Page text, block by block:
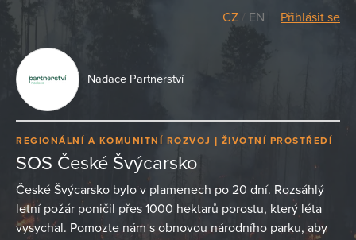
CZ / EN Přihlásit se
Nadace Partnerství
REGIONÁLNÍ A KOMUNITNÍ ROZVOJ ŽIVOTNÍ PROSTŘEDÍ
SOS České Švýcarsko
České Švýcarsko bylo v plamenech po 20 dní. Rozsáhlý
letní požár poničil přes 1000 hektarů porostu, který léta
vysychal. Pomozte nám s obnovou národního parku, aby